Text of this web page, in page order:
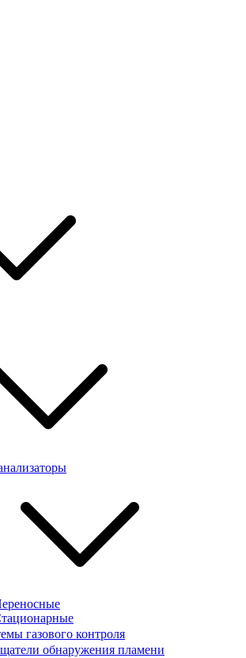
газового контроля
обнаружения пламени